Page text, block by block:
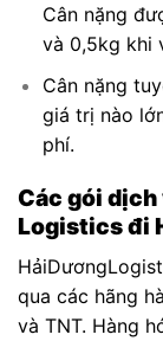
Cân nặng
và 0,5kg khi
Cân nặng
giá trị nào
phí.
Các gói
Logistics đi
qua các hãng
và TNT. Hàng